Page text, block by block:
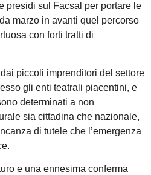
presidi sul Facsal per portare le
marzo in avanti quel percorso
con forti tratti di
piccoli imprenditori del settore
gli enti teatrali piacentini, e
determinati a non
sia cittadina che nazionale,
di tutele che l’emergenza
e una ennesima conferma